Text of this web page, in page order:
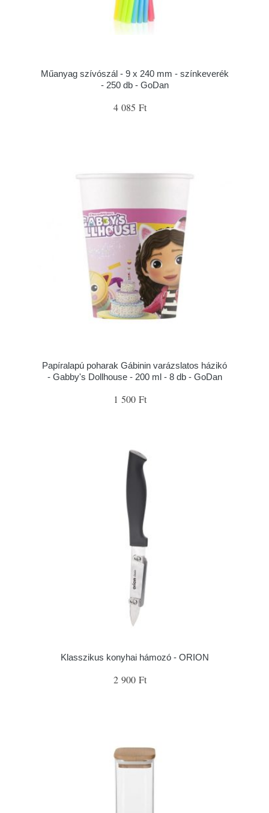
Műanyag szívószál - 9 x 240 mm - színkeverék
- 250 db - GoDan
4 085 Ft
Papíralapú poharak Gábinin varázslatos házikó
- Gabby's Dollhouse - 200 ml - 8 db - GoDan
1 500 Ft
Klasszikus konyhai hámozó - ORION
2 900 Ft